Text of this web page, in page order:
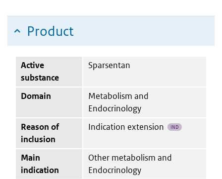
Product
Active
substance
Sparsentan
Domain
Metabolism and
Endocrinology
Reason of
inclusion
Indication extension IND
Main
indication
Other metabolism and
Endocrinology